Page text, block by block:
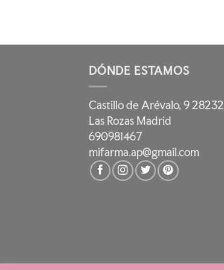
DÓNDE ESTAMOS
Castillo de Arévalo, 9 28232
Las Rozas Madrid
690981467
mifarma.ap@gmail.com